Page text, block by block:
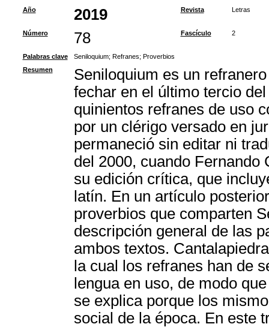
Año 2019 Revista Letras
Número 78 Fascículo 2
Palabras clave Seniloquium; Refranes; Proverbios
Resumen
Seniloquium es un
fechar en el último tercio
quinientos refranes de uso
por un clérigo versado en
permaneció sin editar ni
del 2000, cuando Fernando
su edición crítica, que
latín. En un artículo
proverbios que comparten
descripción general de las
ambos textos.
la cual los refranes han de
lengua en uso, de modo
se explica porque los
social de la época. En este